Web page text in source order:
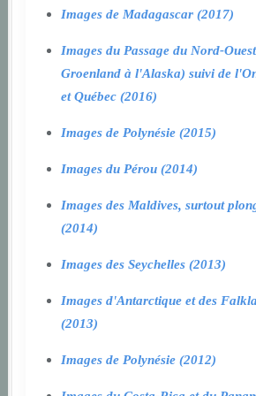
Images de Madagascar (2017)
Images du Passage du Nord-
Groenland à l'Alaska) suivi de
et Québec (2016)
Images de Polynésie (2015)
Images du Pérou (2014)
Images des Maldives, surtout
(2014)
Images des Seychelles (2013)
Images d'Antarctique et des
(2013)
Images de Polynésie (2012)